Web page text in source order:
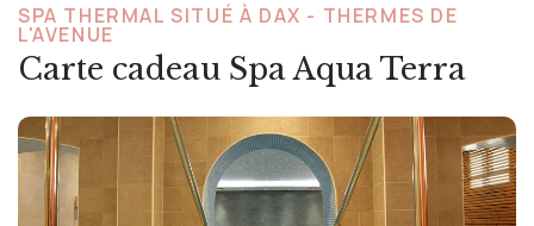
SPA THERMAL SITUÉ À DAX - THERMES DE
L'AVENUE
Carte cadeau Spa Aqua Terra